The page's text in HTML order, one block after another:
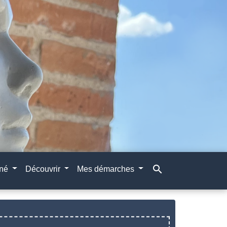
Découvrir Mes démarches search